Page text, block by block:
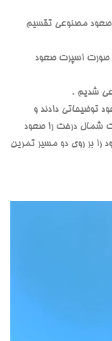
صعود مصنوعی تقسیم
صورت اسپرت صعود
توضیحاتی دادند و
شمال درخت را صعود
بر روی دو مسیر تمرین